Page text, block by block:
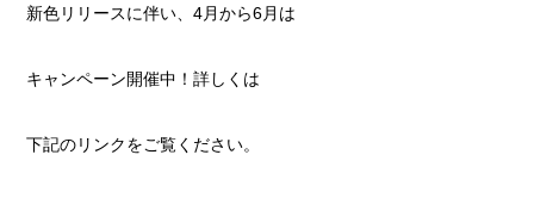
新色リリースに伴い、4月から6月は
キャンペーン開催中！詳しくは
下記のリンクをご覧ください。